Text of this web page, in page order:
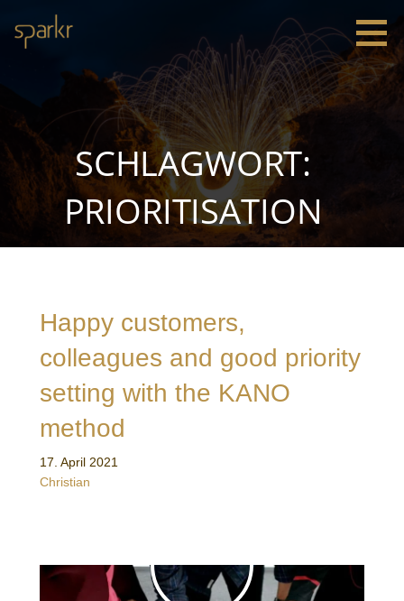
Inhalt
springen
Leadership
SCHLAGWORT:
PRIORITISATION
Happy customers,
colleagues and good priority
setting with the KANO
method
17. April 2021
Christian